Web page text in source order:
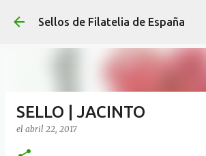
Ir al contenido principal
Sellos de Filatelia de España
SELLO | JACINTO
el abril 22, 2017